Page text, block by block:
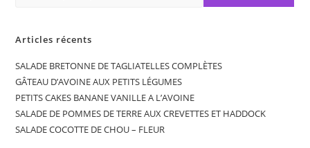
Articles récents
SALADE BRETONNE DE TAGLIATELLES COMPLÈTES
GÂTEAU D’AVOINE AUX PETITS LÉGUMES
PETITS CAKES BANANE VANILLE A L’AVOINE
SALADE DE POMMES DE TERRE AUX CREVETTES ET HADDOCK
SALADE COCOTTE DE CHOU – FLEUR